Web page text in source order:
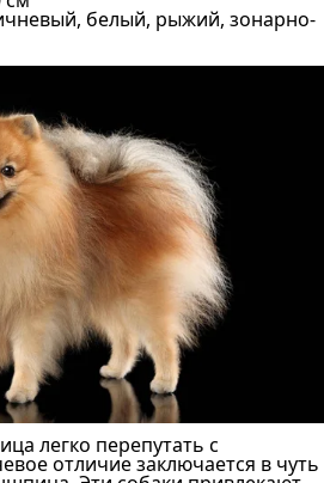
белый, рыжий, зонарно-
легко перепутать с
отличие заключается в чуть